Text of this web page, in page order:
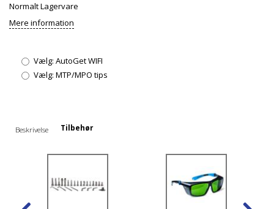
Normalt Lagervare
Mere information
Vælg: AutoGet WIFI
Vælg: MTP/MPO tips
Beskrivelse Tilbehør